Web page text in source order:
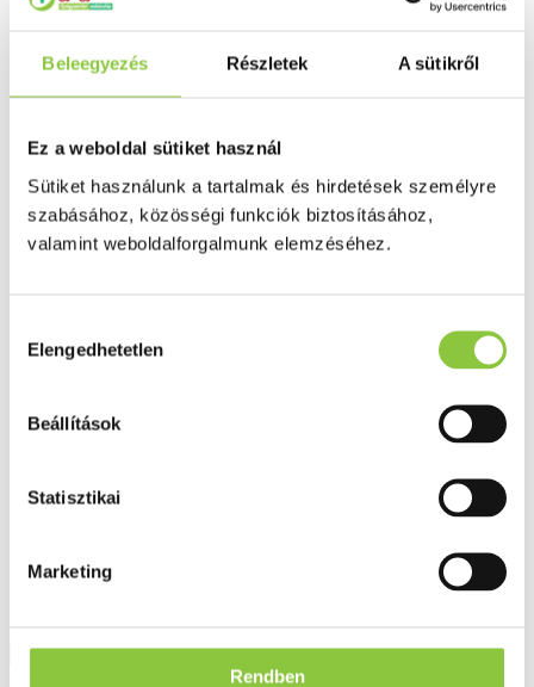
Beleegyezés Részletek A sütikről
Ez a weboldal sütiket használ
Sütiket használunk a tartalmak és hirdetések személyre
szabásához, közösségi funkciók biztosításához,
valamint weboldalforgalmunk elemzéséhez.
kiválasztása
Elengedhetetlen
Beállítások
Statisztikai
Marketing
Rendben
Terhességi tesztek
Fogamzásgátlás, síkosítók, potencia
Fertőzések, hüvelyflóra helyreállítás
Férfi problémák
Prosztata
Potencia
Szív és érrrendszer
Aranyér
Visszér
Fogkrém
Teák
Könyvek